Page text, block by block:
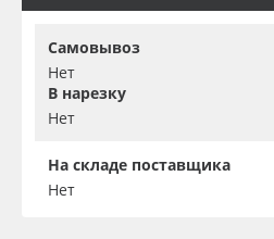
Самовывоз
Нет
В нарезку
Нет
На складе поставщика
Нет